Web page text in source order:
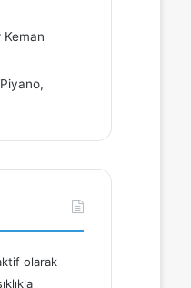
Keman
olarak